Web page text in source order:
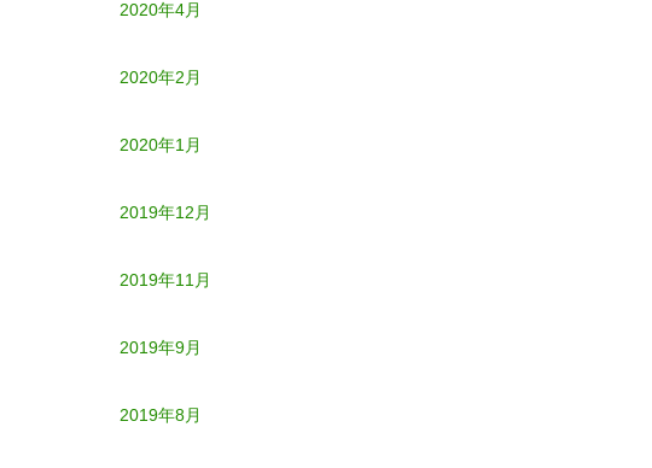
2020年4月
2020年2月
2020年1月
2019年12月
2019年11月
2019年9月
2019年8月